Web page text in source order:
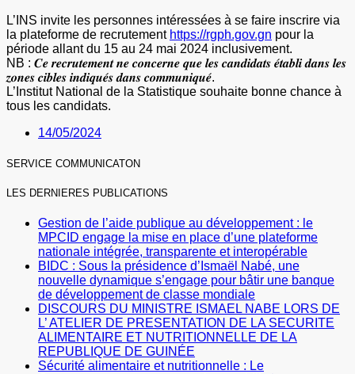
L’INS invite les personnes intéressées à se faire inscrire via
la plateforme de recrutement https://rgph.gov.gn pour la
période allant du 15 au 24 mai 2024 inclusivement.
NB : 𝑪𝒆 𝒓𝒆𝒄𝒓𝒖𝒕𝒆𝒎𝒆𝒏𝒕 𝒏𝒆 𝒄𝒐𝒏𝒄𝒆𝒓𝒏𝒆 𝒒𝒖𝒆 𝒍𝒆𝒔 𝒄𝒂𝒏𝒅𝒊𝒅𝒂𝒕𝒔 𝒆́𝒕𝒂𝒃𝒍𝒊 𝒅𝒂𝒏𝒔 𝒍𝒆𝒔
𝒛𝒐𝒏𝒆𝒔 𝒄𝒊𝒃𝒍𝒆𝒔 𝒊𝒏𝒅𝒊𝒒𝒖𝒆́𝒔 𝒅𝒂𝒏𝒔 𝒄𝒐𝒎𝒎𝒖𝒏𝒊𝒒𝒖𝒆́.
L’Institut National de la Statistique souhaite bonne chance à
tous les candidats.
14/05/2024
SERVICE COMMUNICATON
LES DERNIERES PUBLICATIONS
Gestion de l’aide publique au développement : le
MPCID engage la mise en place d’une plateforme
nationale intégrée, transparente et interopérable
BIDC : Sous la présidence d’Ismaël Nabé, une
nouvelle dynamique s’engage pour bâtir une banque
de développement de classe mondiale
DISCOURS DU MINISTRE ISMAEL NABE LORS DE
L’ ATELIER DE PRESENTATION DE LA SECURITE
ALIMENTAIRE ET NUTRITIONNELLE DE LA
REPUBLIQUE DE GUINÉE
Sécurité alimentaire et nutritionnelle : Le